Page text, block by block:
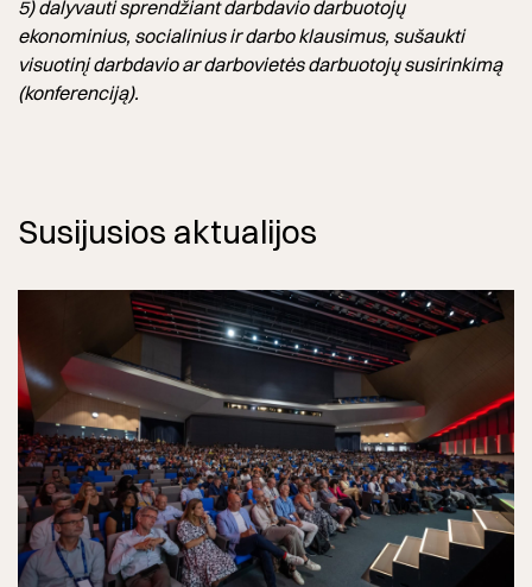
5) dalyvauti sprendžiant darbdavio darbuotojų
ekonominius, socialinius ir darbo klausimus, sušaukti
visuotinį darbdavio ar darbovietės darbuotojų susirinkimą
(konferenciją).
Susijusios aktualijos